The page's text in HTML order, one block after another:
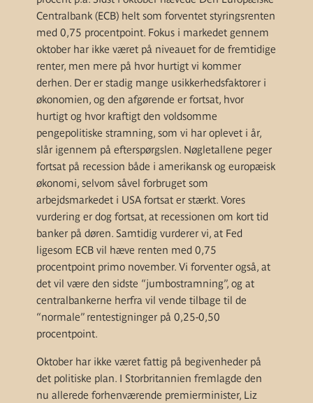
Centralbank (ECB) helt som forventet styringsrenten
med 0,75 procentpoint. Fokus i markedet gennem
oktober har ikke været på niveauet for de fremtidige
renter, men mere på hvor hurtigt vi kommer
derhen. Der er stadig mange usikkerhedsfaktorer i
økonomien, og den afgørende er fortsat, hvor
hurtigt og hvor kraftigt den voldsomme
pengepolitiske stramning, som vi har oplevet i år,
slår igennem på efterspørgslen. Nøgletallene peger
fortsat på recession både i amerikansk og europæisk
økonomi, selvom såvel forbruget som
arbejdsmarkedet i USA fortsat er stærkt. Vores
vurdering er dog fortsat, at recessionen om kort tid
banker på døren. Samtidig vurderer vi, at Fed
ligesom ECB vil hæve renten med 0,75
procentpoint primo november. Vi forventer også, at
det vil være den sidste “jumbostramning”, og at
centralbankerne herfra vil vende tilbage til de
“normale” rentestigninger på 0,25-0,50
procentpoint.
Oktober har ikke været fattig på begivenheder på
det politiske plan. I Storbritannien fremlagde den
nu allerede forhenværende premierminister, Liz